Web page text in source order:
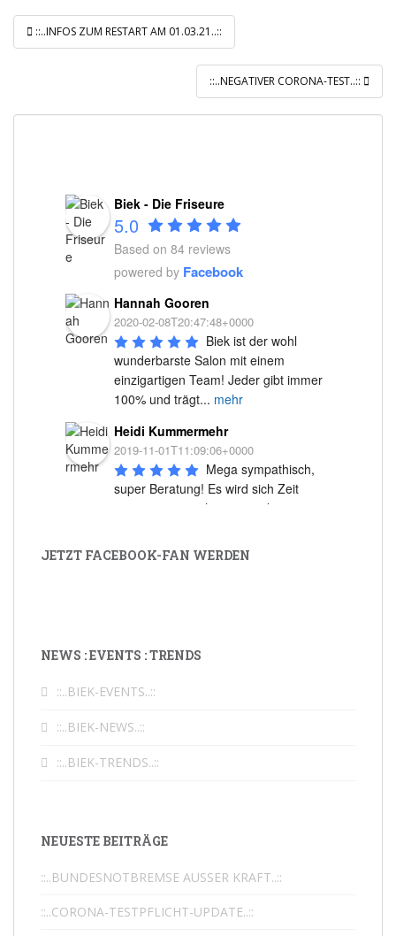
Beitragsnavigation
::..INFOS ZUM RESTART AM 01.03.21..::
::..NEGATIVER CORONA-TEST..::
Biek - Die Friseure
5.0
Based on 84 reviews
powered by Facebook
Hannah Gooren
2020-02-08T20:47:48+0000
Biek ist der wohl
wunderbarste Salon mit einem
einzigartigen Team! Jeder gibt immer
100% und trägt... mehr
Heidi Kummermehr
2019-11-01T11:09:06+0000
Mega sympathisch,
super Beratung! Es wird sich Zeit
genommen, auch wenn mal
Uschi Straub
mehr
Klaudia Werdin
Franz Orth
JETZT FACEBOOK-FAN WERDEN
NEWS : EVENTS : TRENDS
::..BIEK-EVENTS..::
::..BIEK-NEWS..::
::..BIEK-TRENDS..::
NEUESTE BEITRÄGE
::..BUNDESNOTBREMSE AUSSER KRAFT..::
::..CORONA-TESTPFLICHT-UPDATE..::